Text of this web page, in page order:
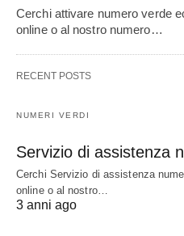
Cerchi attivare numero verde
online o al nostro numero…
RECENT POSTS
NUMERI VERDI
Servizio di assistenza
Cerchi Servizio di assistenza
online o al nostro…
3 anni ago